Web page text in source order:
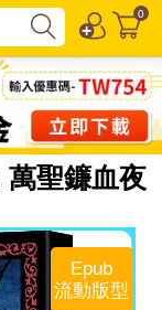
0
萬聖鐮血夜
Epub
流動版型